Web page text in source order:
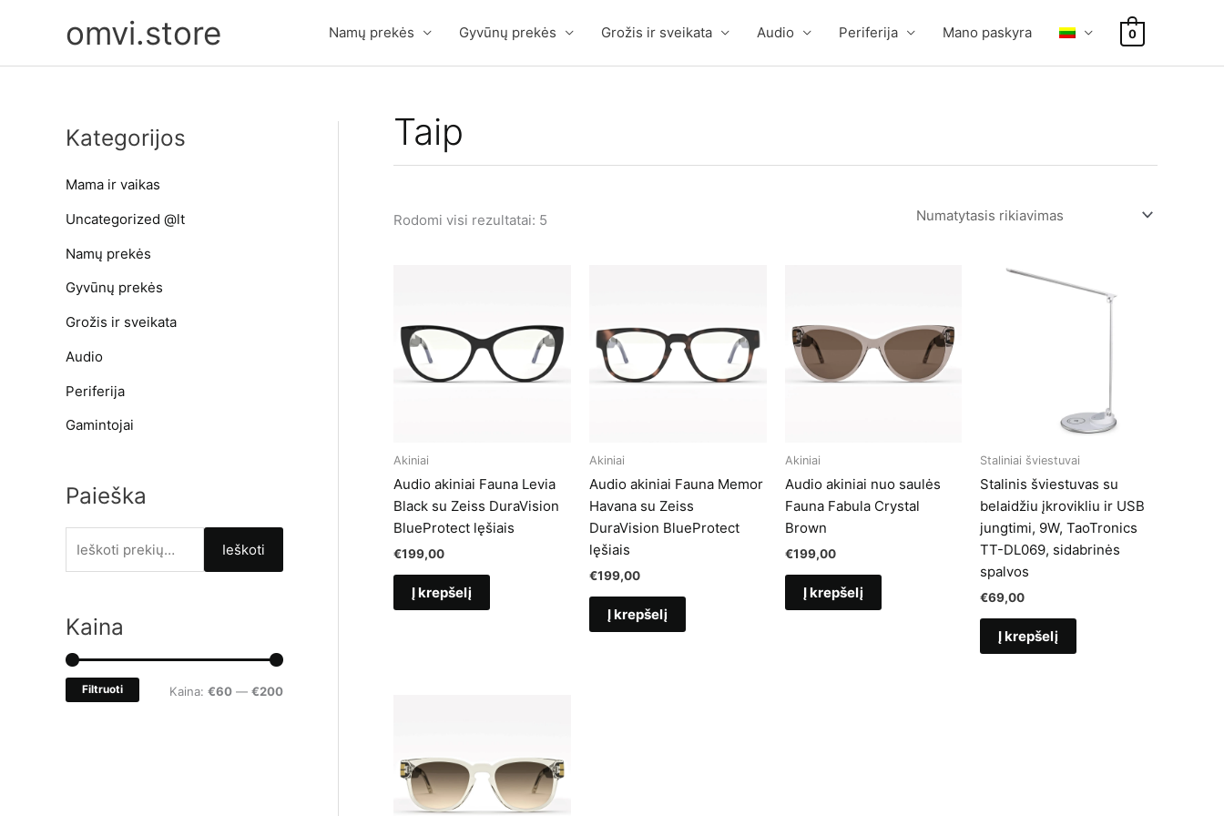
omvi.store Namų prekės Gyvūnų prekės Grožis ir sveikata Audio Periferija Mano paskyra 0
Kategorijos
Mama ir vaikas
Uncategorized @lt
Namų prekės
Gyvūnų prekės
Grožis ir sveikata
Audio
Periferija
Gamintojai
Paieška
e
k
o
t
i
Ieškoti
Kaina
MM
Filtruoti Kaina: €60 — €200
Taip
Rodomi visi rezultatai: 5
Akiniai
Audio akiniai Fauna Levia
Black su Zeiss DuraVision
BlueProtect lęšiais
€199,00
Į krepšelį
Akiniai
Audio akiniai Fauna Memor
Havana su Zeiss
DuraVision BlueProtect
lęšiais
€199,00
Į krepšelį
Akiniai
Audio akiniai nuo saulės
Fauna Fabula Crystal
Brown
€199,00
Į krepšelį
Staliniai šviestuvai
Stalinis šviestuvas su
belaidžiu įkrovikliu ir USB
jungtimi, 9W, TaoTronics
TT-DL069, sidabrinės
spalvos
€69,00
Į krepšelį